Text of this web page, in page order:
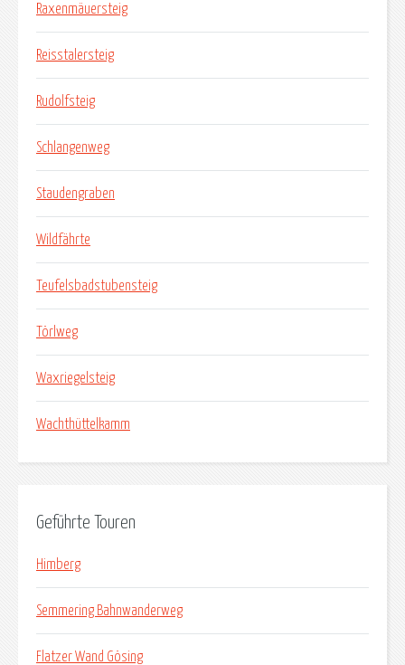
Raxenmäuersteig
Reisstalersteig
Rudolfsteig
Schlangenweg
Staudengraben
Wildfährte
Teufelsbadstubensteig
Törlweg
Waxriegelsteig
Wachthüttelkamm
Geführte Touren
Himberg
Semmering Bahnwanderweg
Flatzer Wand Gösing